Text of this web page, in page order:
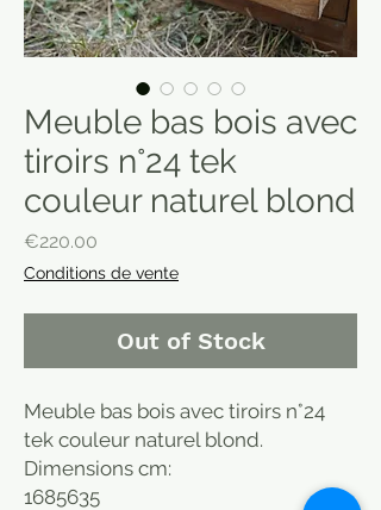
Meuble bas bois avec
tiroirs n°24 tek
couleur naturel blond
€220.00
Conditions de vente
Out of Stock
Meuble bas bois avec tiroirs n°24
tek couleur naturel blond.
Dimensions cm:
1685635